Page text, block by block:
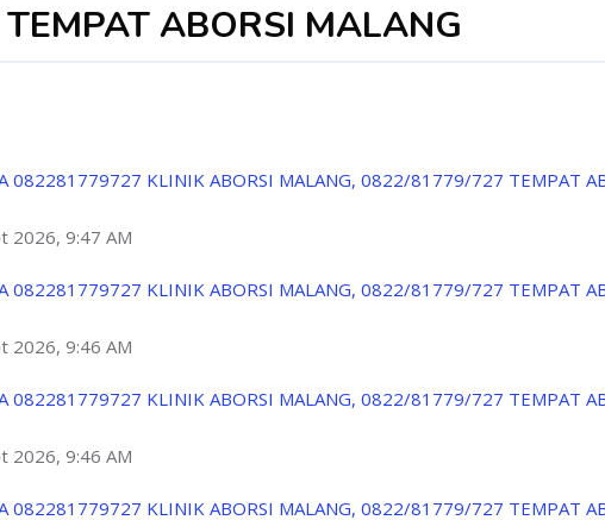
ABORSI MALANG
082281779727 KLINIK ABORSI MALANG, 0822/81779/727 TEMPAT
2026, 9:47 AM
082281779727 KLINIK ABORSI MALANG, 0822/81779/727 TEMPAT
2026, 9:46 AM
082281779727 KLINIK ABORSI MALANG, 0822/81779/727 TEMPAT
2026, 9:46 AM
082281779727 KLINIK ABORSI MALANG, 0822/81779/727 TEMPAT